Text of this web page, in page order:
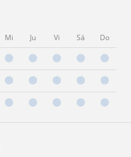
Mi Ju Vi Sá Do